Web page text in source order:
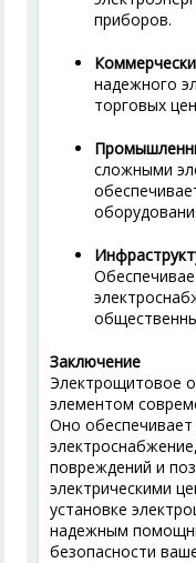
приборов.
надежного
торговых
сложными
Заключение
Электрощитовое
элементом
Оно
повреждений и
электрическими
установке
надежным
безопасности